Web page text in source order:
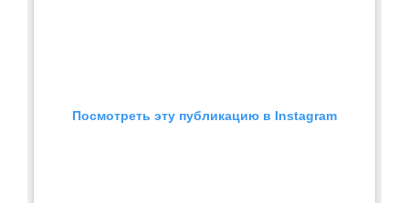
Посмотреть эту публикацию в Instagram